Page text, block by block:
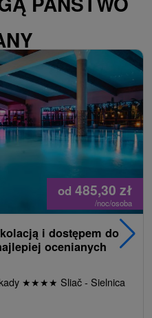
od 485,30 zł
/noc/osoba
i dostępem do
ocenianych
★★★★ Sliač - Sielnica